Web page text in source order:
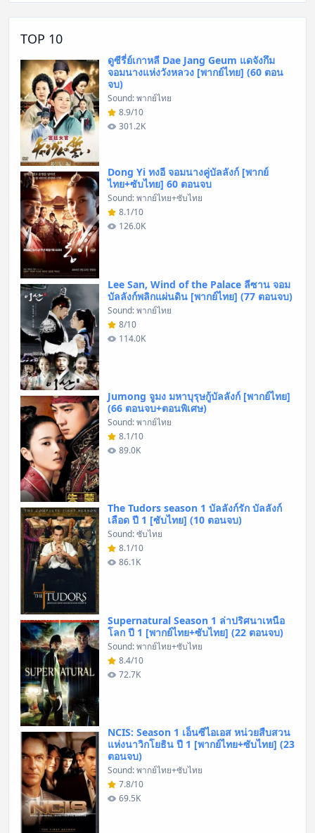
TOP 10
ดูซีรี่ย์เกาหลี Dae Jang Geum แดจังกึม
จอมนางแห่งวังหลวง [พากย์ไทย] (60 ตอน
จบ)
Sound: พากย์ไทย
8.9/10
301.2K
Dong Yi ทงอี จอมนางคู่บัลลังก์ [พากย์
ไทย+ซับไทย] 60 ตอนจบ
Sound: พากย์ไทย+ซับไทย
8.1/10
126.0K
Lee San, Wind of the Palace ลีซาน จอม
บัลลังก์พลิกแผ่นดิน [พากย์ไทย] (77 ตอนจบ)
Sound: พากย์ไทย
8/10
114.0K
Jumong จูมง มหาบุรุษกู้บัลลังก์ [พากย์ไทย]
(66 ตอนจบ+ตอนพิเศษ)
Sound: พากย์ไทย
8.1/10
89.0K
The Tudors season 1 บัลลังก์รัก บัลลังก์
เลือด ปี 1 [ซับไทย] (10 ตอนจบ)
Sound: ซับไทย
8.1/10
86.1K
Supernatural Season 1 ล่าปริศนาเหนือ
โลก ปี 1 [พากย์ไทย+ซับไทย] (22 ตอนจบ)
Sound: พากย์ไทย+ซับไทย
8.4/10
72.7K
NCIS: Season 1 เอ็นซีไอเอส หน่วยสืบสวน
แห่งนาวิกโยธิน ปี 1 [พากย์ไทย+ซับไทย] (23
ตอนจบ)
Sound: พากย์ไทย+ซับไทย
7.8/10
69.5K